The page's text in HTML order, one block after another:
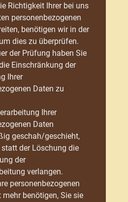
Richtigkeit Ihrer bei uns
personenbezogenen
benötigen wir in der
dies zu überprüfen.
der Prüfung haben Sie
Einschränkung der
Ihrer
Daten zu
Ihrer
Daten
geschah/geschieht,
statt der Löschung die
der
verlangen.
personenbezogenen
mehr benötigen, Sie sie